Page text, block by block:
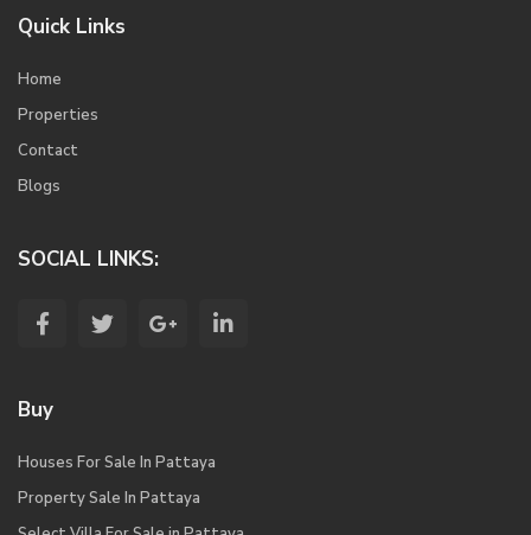
Quick Links
Home
Properties
Contact
Blogs
SOCIAL LINKS:
Buy
Houses For Sale In Pattaya
Property Sale In Pattaya